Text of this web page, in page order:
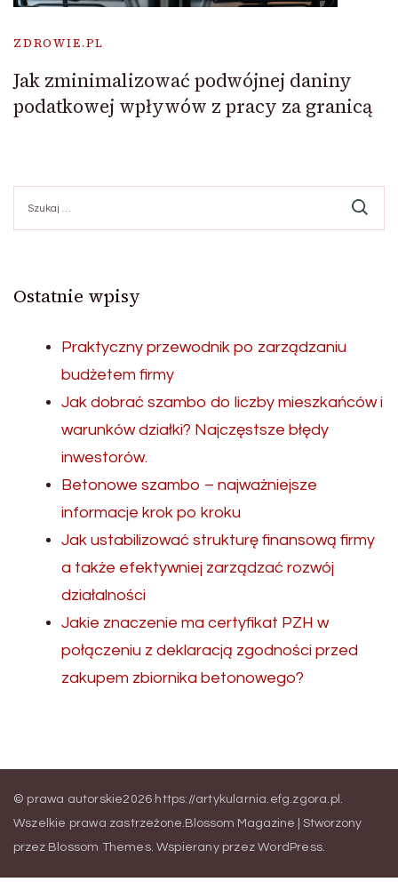
ZDROWIE.PL
Jak zminimalizować podwójnej daniny
podatkowej wpływów z pracy za granicą
Ostatnie wpisy
Praktyczny przewodnik po zarządzaniu
budżetem firmy
Jak dobrać szambo do liczby mieszkańców i
warunków działki? Najczęstsze błędy
inwestorów.
Betonowe szambo – najważniejsze
informacje krok po kroku
Jak ustabilizować strukturę finansową firmy
a także efektywniej zarządzać rozwój
działalności
Jakie znaczenie ma certyfikat PZH w
połączeniu z deklaracją zgodności przed
zakupem zbiornika betonowego?
© prawa autorskie2026 https://artykularnia.efg.zgora.pl .
Wszelkie prawa zastrzeżone.Blossom Magazine | Stworzony
przez Blossom Themes. Wspierany przezWordPress.